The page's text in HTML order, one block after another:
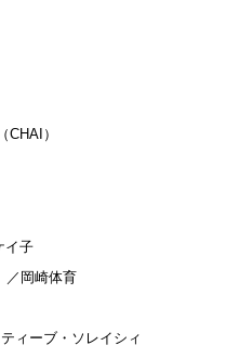
CHAI）
イ子
／岡崎体育
ィーブ・ソレイシィ